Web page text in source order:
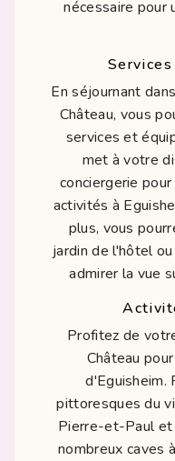
nécessaire pour
En séjournant
Château, vous
services et
met à votre
conciergerie
activités à
plus, vous
jardin de l'hôtel
admirer la vue
Profitez de
Château
d'Eguisheim.
pittoresques du
Pierre-et-Paul et
nombreux caves